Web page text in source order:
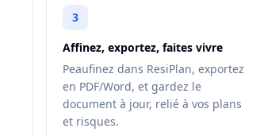
3
Affinez, exportez, faites vivre
Peaufinez dans ResiPlan, exportez
en PDF/Word, et gardez le
document à jour, relié à vos plans
et risques.